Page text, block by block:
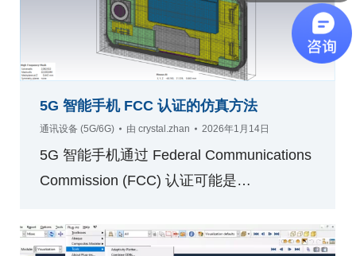
5G 智能手机 FCC 认证的仿真方法
通讯设备 (5G/6G) 由 crystal.zhan 2026年1月14日
5G 智能手机通过 Federal Communications
Commission (FCC) 认证可能是…